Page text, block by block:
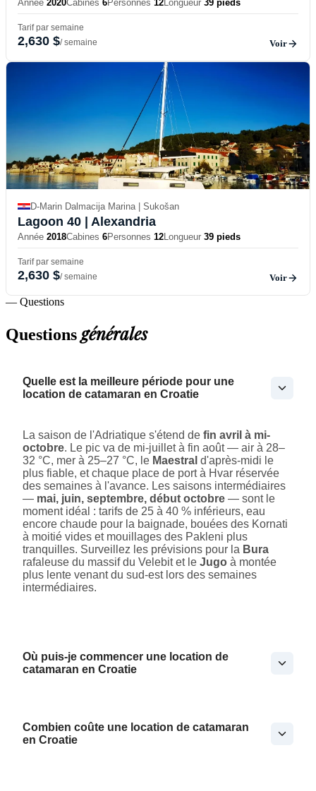
Année 2020Cabines 6Personnes 12 Longueur 39 pieds
Tarif par semaine
2,630 $/ semaine Voir
D-Marin Dalmacija Marina | Sukošan
Lagoon 40 | Alexandria
Année 2018Cabines 6Personnes 12Longueur 39 pieds
Tarif par semaine
2,630 $/ semaine Voir
— Questions
Questionsgénérales
Quelle est la meilleure période pour une
location de catamaran en Croatie
La saison de l'Adriatique s'étend de fin avril à mi-
octobre. Le pic va de mi-juillet à fin août — air à 28–
32 °C, mer à 25–27 °C, le Maestral d'après-midi le
plus fiable, et chaque place de port à Hvar réservée
des semaines à l'avance. Les saisons intermédiaires
— mai, juin, septembre, début octobre — sont le
moment idéal : tarifs de 25 à 40 % inférieurs, eau
encore chaude pour la baignade, bouées des Kornati
à moitié vides et mouillages des Pakleni plus
tranquilles. Surveillez les prévisions pour la Bura
rafaleuse du massif du Velebit et le Jugo à montée
plus lente venant du sud-est lors des semaines
intermédiaires.
Où puis-je commencer une location de
catamaran en Croatie
Combien coûte une location de catamaran
en Croatie